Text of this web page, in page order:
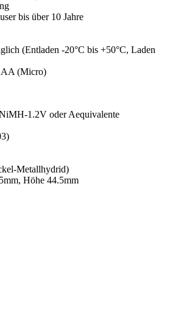
bis über 10 Jahre
(Entladen -20°C bis +50°C, Laden
(Micro)
1.2V oder Aequivalente
Metallhydrid)
Höhe 44.5mm